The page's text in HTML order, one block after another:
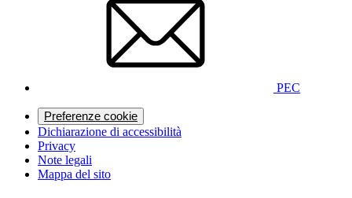
PEC
Preferenze cookie
Dichiarazione di accessibilità
Privacy
Note legali
Mappa del sito